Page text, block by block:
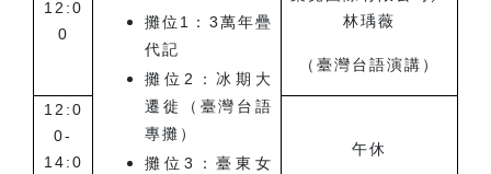
攤位 1 ：3萬年疊
代記
攤位 2
：冰期大
遷徙（臺灣台語
專攤）
攤位 3
：臺東女
12:0
0
林瑀薇
（臺灣台語演講）
12:0
0-
14:0
午休